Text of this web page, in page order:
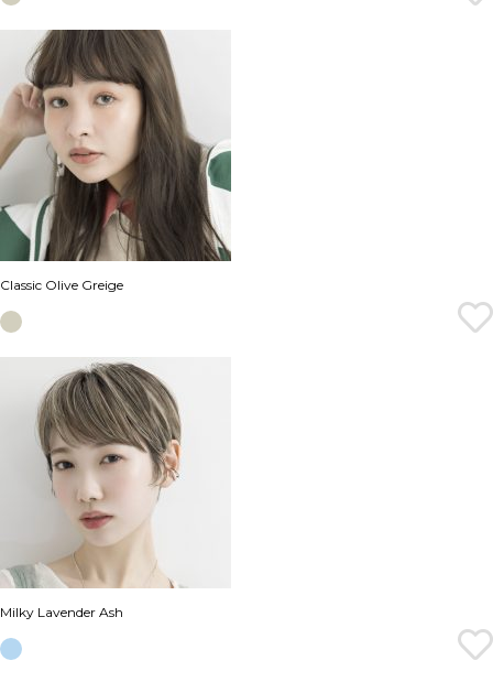
Classic Olive Greige
Milky Lavender Ash